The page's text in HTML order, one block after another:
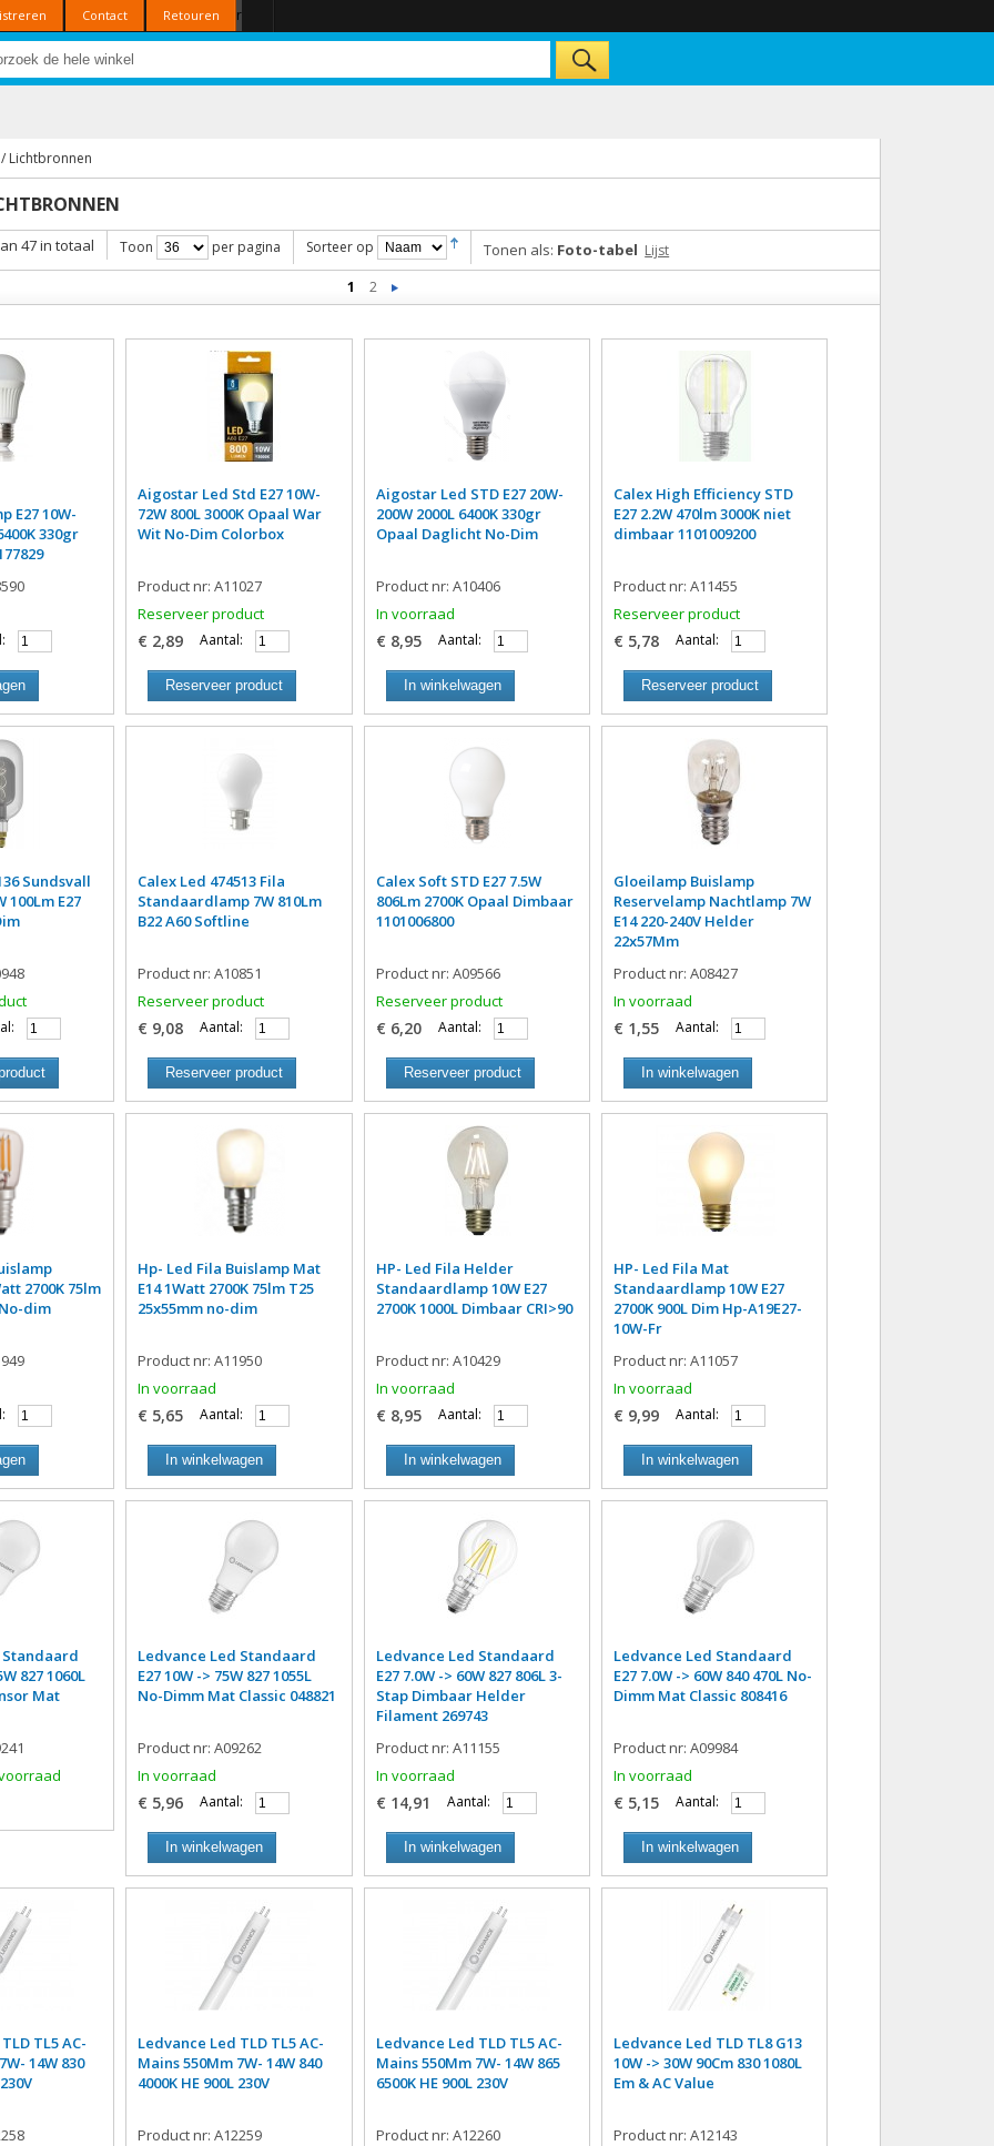
Contact Retouren r
Lichtbronnen
47 in totaal Toon per pagina Sorteer op Tonen als: Foto-tabel Lijst
1
2
E27 10W-
330gr
Aigostar Led Std E27 10W-
72W 800L 3000K Opaal War
Wit No-Dim Colorbox
Product nr: A11027
Reserveer product
€ 2,89 Aantal:
Reserveer product
Aigostar Led STD E27 20W-
200W 2000L 6400K 330gr
Opaal Daglicht No-Dim
Product nr: A10406
In voorraad
€ 8,95 Aantal:
In winkelwagen
Calex High Efficiency STD
E27 2.2W 470lm 3000K niet
dimbaar 1101009200
Product nr: A11455
Reserveer product
€ 5,78 Aantal:
Reserveer product
Sundsvall
100Lm E27
Calex Led 474513 Fila
Standaardlamp 7W 810Lm
B22 A60 Softline
Product nr: A10851
Reserveer product
€ 9,08 Aantal:
Reserveer product
Calex Soft STD E27 7.5W
806Lm 2700K Opaal Dimbaar
1101006800
Product nr: A09566
Reserveer product
€ 6,20 Aantal:
Reserveer product
Gloeilamp Buislamp
Reservelamp Nachtlamp 7W
E14 220-240V Helder
22x57Mm
Product nr: A08427
In voorraad
€ 1,55 Aantal:
In winkelwagen
2700K 75lm
dim
Hp- Led Fila Buislamp Mat
E14 1Watt 2700K 75lm T25
25x55mm no-dim
Product nr: A11950
In voorraad
€ 5,65 Aantal:
In winkelwagen
HP- Led Fila Helder
Standaardlamp 10W E27
2700K 1000L Dimbaar CRI>90
Product nr: A10429
In voorraad
€ 8,95 Aantal:
In winkelwagen
HP- Led Fila Mat
Standaardlamp 10W E27
2700K 900L Dim Hp-A19E27-
10W-Fr
Product nr: A11057
In voorraad
€ 9,99 Aantal:
In winkelwagen
Standaard
827 1060L
Mat
Ledvance Led Standaard
E27 10W -> 75W 827 1055L
No-Dimm Mat Classic 048821
Product nr: A09262
In voorraad
€ 5,96 Aantal:
In winkelwagen
Ledvance Led Standaard
E27 7.0W -> 60W 827 806L 3-
Stap Dimbaar Helder
Filament 269743
Product nr: A11155
In voorraad
€ 14,91 Aantal:
In winkelwagen
Ledvance Led Standaard
E27 7.0W -> 60W 840 470L No-
Dimm Mat Classic 808416
Product nr: A09984
In voorraad
€ 5,15 Aantal:
In winkelwagen
TL5 AC-
14W 830
Ledvance Led TLD TL5 AC-
Mains 550Mm 7W- 14W 840
4000K HE 900L 230V
Product nr: A12259
Ledvance Led TLD TL5 AC-
Mains 550Mm 7W- 14W 865
6500K HE 900L 230V
Product nr: A12260
Ledvance Led TLD TL8 G13
10W -> 30W 90Cm 830 1080L
Em & AC Value
Product nr: A12143